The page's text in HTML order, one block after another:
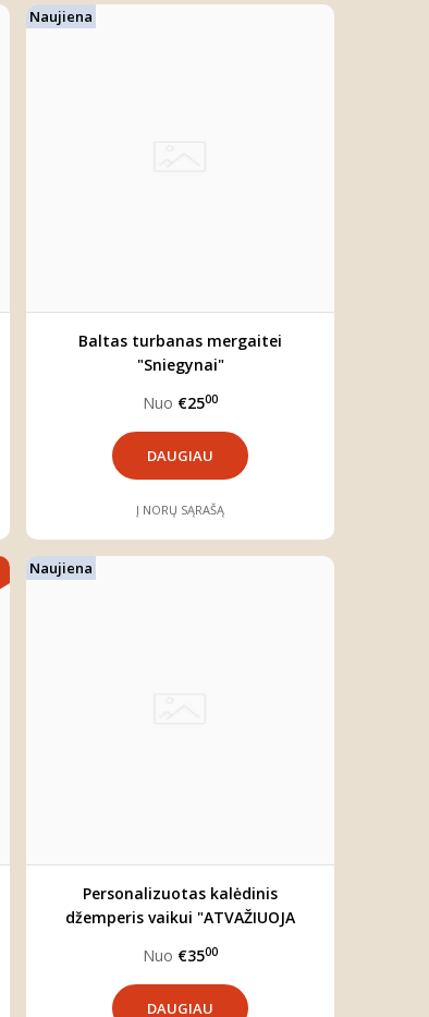
Naujiena
Baltas turbanas mergaitei
"Sniegynai"
Nuo €2500
DAUGIAU
Į NORŲ SĄRAŠĄ
Naujiena
Personalizuotas kalėdinis
džemperis vaikui "ATVAŽIUOJA
Nuo €3500
DAUGIAU